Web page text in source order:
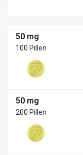
50 mg
100 Pillen
50 mg
200 Pillen